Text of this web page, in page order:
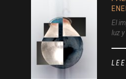
El
luz y